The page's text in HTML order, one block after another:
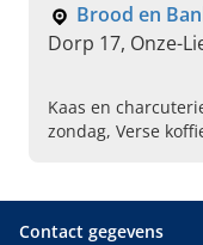
Brood en
Dorp 17, Onze-
Kaas en
zondag, Verse
van de bakker,
speculaas
Contact gegevens